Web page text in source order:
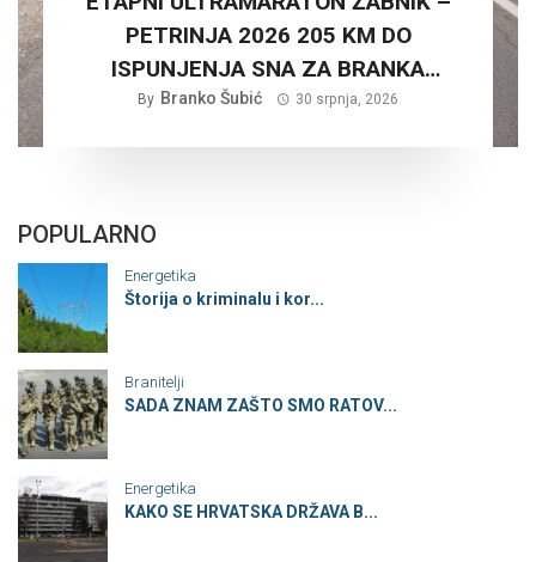
PETRINJA 2026 205 KM DO
ISPUNJENJA SNA ZA BRANKA
ŠUBIĆA…
By Branko Šubić 30 srpnja, 2026
POPULARNO
Energetika
Štorija o kriminalu i kor...
Branitelji
SADA ZNAM ZAŠTO SMO RATOV...
Energetika
KAKO SE HRVATSKA DRŽAVA B...